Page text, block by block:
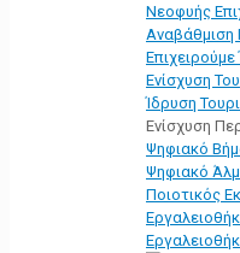
Νεοφυής
Αναβάθμιση
Ενίσχυση
Ίδρυση
Ενίσχυση
Ψηφιακό
Ψηφιακό
Ποιοτικός